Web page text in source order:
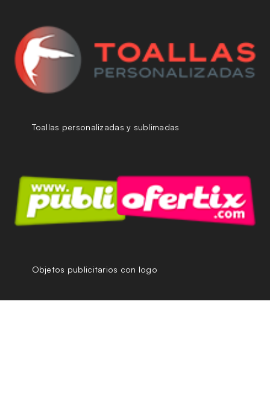
Toallas personalizadas y sublimadas
Objetos publicitarios con logo